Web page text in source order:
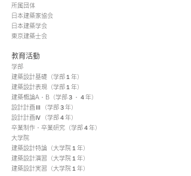
所属団体
日本建築家協会
日本建築学会
東京建築士会
教育活動
学部
建築設計基礎（学部１年）
建築設計表現（学部１年）
建築概論A・B（学部３・４年）
設計計画Ⅲ（学部３年）
設計計画Ⅳ（学部４年）
卒業制作・卒業研究（学部４年）
大学院
建築設計特論（大学院１年）
建築設計演習（大学院１年）
建築設計実習（大学院１年）